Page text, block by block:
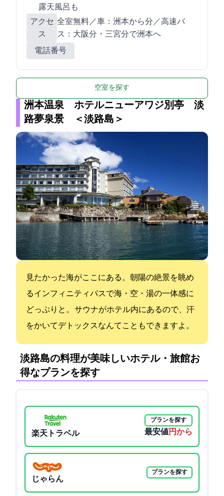
露天風呂も
アクセ
ス
全室WiFi無料／車：洲本ICから15分／高速バ
ス：大阪120分・三宮80分で洲本BCへ
電話番号
空室を探す
洲本温泉 ホテルニューアワジ別亭 淡
路夢泉景 ＜淡路島＞
見たかった海がここにある。朝陽の絶景を眺め
るインフィニティバスで海・空・湯の一体感に
どっぷりと。 サウナがホテル内にあるので、汗
をかいてデトックスなんてこともできますよ。
淡路島の料理が美味しいホテル・旅館:お
得なプランを探す
楽天トラベル
プランを探す
最安値9900円から
じゃらん
プランを探す